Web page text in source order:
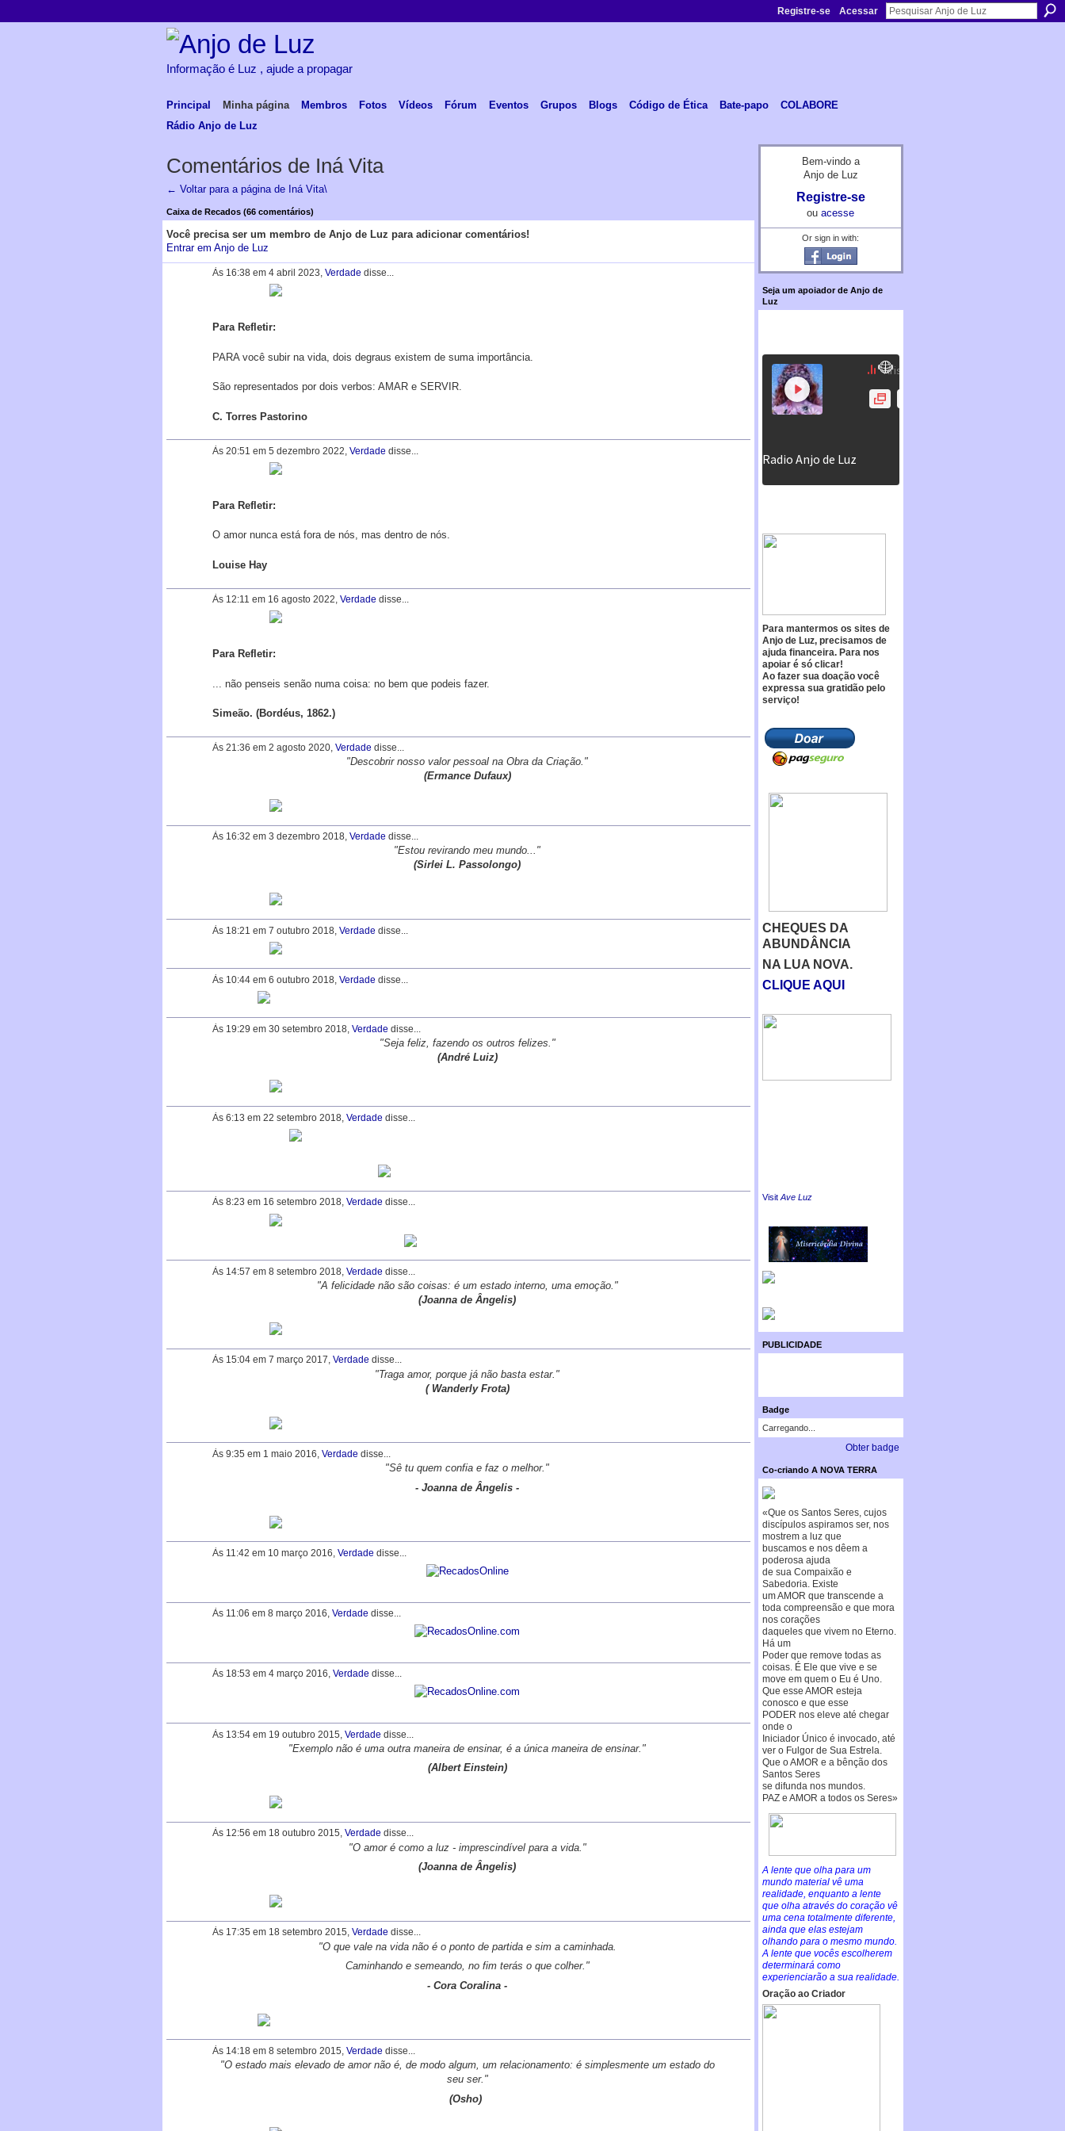
Registre-se Acessar
Informação é Luz , ajude a propagar
Principal Minha página Membros Fotos Vídeos Fórum Eventos Grupos Blogs Código de Ética Bate-papo
COLABORE
Rádio Anjo de Luz
Comentários de Iná Vita
← Voltar para a página de Iná Vita\
Caixa de Recados (66 comentários)
Você precisa ser um membro de Anjo de Luz para adicionar comentários!
Entrar em Anjo de Luz
Às 16:38 em 4 abril 2023, Verdade disse...
Para Refletir:
PARA você subir na vida, dois degraus existem de suma importância.
São representados por dois verbos: AMAR e SERVIR.
C. Torres Pastorino
Às 20:51 em 5 dezembro 2022, Verdade disse...
Para Refletir:
O amor nunca está fora de nós, mas dentro de nós.
Louise Hay
Às 12:11 em 16 agosto 2022, Verdade disse...
Para Refletir:
... não penseis senão numa coisa: no bem que podeis fazer.
Simeão. (Bordéus, 1862.)
Às 21:36 em 2 agosto 2020, Verdade disse...
"Descobrir nosso valor pessoal na Obra da Criação."
(Ermance Dufaux)
Às 16:32 em 3 dezembro 2018, Verdade disse...
"Estou revirando meu mundo..."
(Sirlei L. Passolongo)
Às 18:21 em 7 outubro 2018, Verdade disse...
Às 10:44 em 6 outubro 2018, Verdade disse...
Às 19:29 em 30 setembro 2018, Verdade disse...
"Seja feliz, fazendo os outros felizes."
(André Luiz)
Às 6:13 em 22 setembro 2018, Verdade disse...
Às 8:23 em 16 setembro 2018, Verdade disse...
Às 14:57 em 8 setembro 2018, Verdade disse...
"A felicidade não são coisas: é um estado interno, uma emoção."
(Joanna de Ângelis)
Às 15:04 em 7 março 2017, Verdade disse...
"Traga amor, porque já não basta estar."
( Wanderly Frota)
Às 9:35 em 1 maio 2016, Verdade disse...
"Sê tu quem confia e faz o melhor."
- Joanna de Ângelis -
Às 11:42 em 10 março 2016, Verdade disse...
Às 11:06 em 8 março 2016, Verdade disse...
Às 18:53 em 4 março 2016, Verdade disse...
Às 13:54 em 19 outubro 2015, Verdade disse...
"Exemplo não é uma outra maneira de ensinar, é a única maneira de ensinar."
(Albert Einstein)
Às 12:56 em 18 outubro 2015, Verdade disse...
"O amor é como a luz - imprescindível para a vida."
(Joanna de Ângelis)
Às 17:35 em 18 setembro 2015, Verdade disse...
"O que vale na vida não é o ponto de partida e sim a caminhada.
Caminhando e semeando, no fim terás o que colher."
- Cora Coralina -
Às 14:18 em 8 setembro 2015, Verdade disse...
"O estado mais elevado de amor não é, de modo algum, um relacionamento: é simplesmente um estado do
seu ser."
(Osho)
Bem-vindo a
Anjo de Luz
Registre-se
ou acesse
Or sign in with:
Seja um apoiador de Anjo de
Luz
Para mantermos os sites de
Anjo de Luz, precisamos de
ajuda financeira. Para nos
apoiar é só clicar!
Ao fazer sua doação você
expressa sua gratidão pelo
serviço!
CHEQUES DA
ABUNDÂNCIA
NA LUA NOVA.
CLIQUE AQUI
Visit Ave Luz
PUBLICIDADE
Badge
Carregando...
Obter badge
Co-criando A NOVA TERRA
«Que os Santos Seres, cujos
discípulos aspiramos ser, nos
mostrem a luz que
buscamos e nos dêem a
poderosa ajuda
de sua Compaixão e
Sabedoria. Existe
um AMOR que transcende a
toda compreensão e que mora
nos corações
daqueles que vivem no Eterno.
Há um
Poder que remove todas as
coisas. É Ele que vive e se
move em quem o Eu é Uno.
Que esse AMOR esteja
conosco e que esse
PODER nos eleve até chegar
onde o
Iniciador Único é invocado, até
ver o Fulgor de Sua Estrela.
Que o AMOR e a bênção dos
Santos Seres
se difunda nos mundos.
PAZ e AMOR a todos os Seres»
A lente que olha para um
mundo material vê uma
realidade, enquanto a lente
que olha através do coração vê
uma cena totalmente diferente,
ainda que elas estejam
olhando para o mesmo mundo.
A lente que vocês escolherem
determinará como
experienciarão a sua realidade.
Oração ao Criador